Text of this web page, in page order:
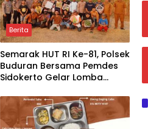
Berita
Semarak HUT RI Ke-81, Polsek
Buduran Bersama Pemdes
Sidokerto Gelar Lomba